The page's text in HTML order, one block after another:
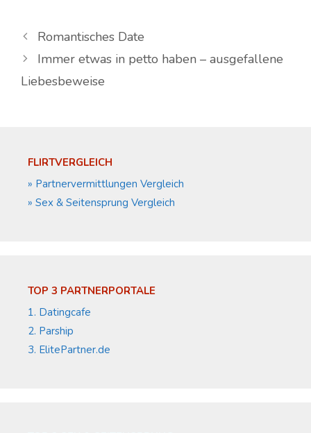
Romantisches Date
Immer etwas in petto haben – ausgefallene
Liebesbeweise
FLIRTVERGLEICH
» Partnervermittlungen Vergleich
» Sex & Seitensprung Vergleich
TOP 3 PARTNERPORTALE
1. Datingcafe
2. Parship
3. ElitePartner.de